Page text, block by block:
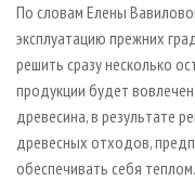
По словам Елены
эксплуатацию прежних
решить сразу несколько
продукции будет
древесина, в результате
древесных отходов,
обеспечивать себя